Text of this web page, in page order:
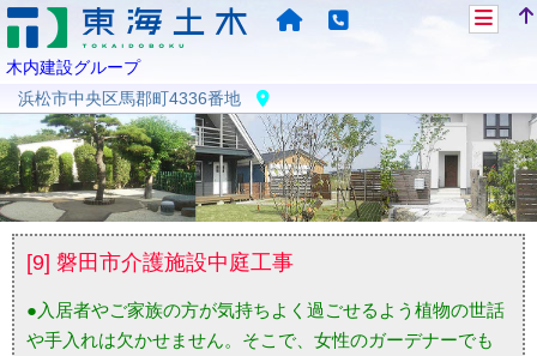
木内建設グループ
浜松市中央区馬郡町4336番地
[9] 磐田市介護施設中庭工事
●入居者やご家族の方が気持ちよく過ごせるよう植物の世話
や手入れは欠かせません。そこで、女性のガーデナーでも